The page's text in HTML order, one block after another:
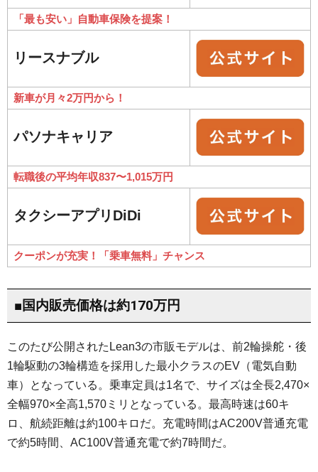
「最も安い」自動車保険を提案！
リースナブル
新車が月々2万円から！
パソナキャリア
転職後の平均年収837〜1,015万円
タクシーアプリDiDi
クーポンが充実！「乗車無料」チャンス
■国内販売価格は約170万円
このたび公開されたLean3の市販モデルは、前2輪操舵・後
1輪駆動の3輪構造を採用した最小クラスのEV（電気自動
車）となっている。乗車定員は1名で、サイズは全長2,470×
全幅970×全高1,570ミリとなっている。最高時速は60キ
ロ、航続距離は約100キロだ。充電時間はAC200V普通充電
で約5時間、AC100V普通充電で約7時間だ。